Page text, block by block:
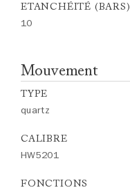
ETANCHÉITÉ (BARS)
10
Mouvement
TYPE
quartz
CALIBRE
HW5201
FONCTIONS